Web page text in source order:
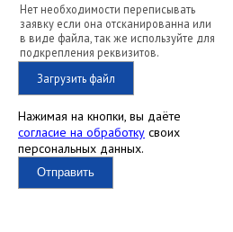
Нет необходимости переписывать
заявку если она отсканированна или
в виде файла, так же используйте для
подкрепления реквизитов.
Загрузить файл
Нажимая на кнопки, вы даёте
согласие на обработку своих
персональных данных.
Отправить